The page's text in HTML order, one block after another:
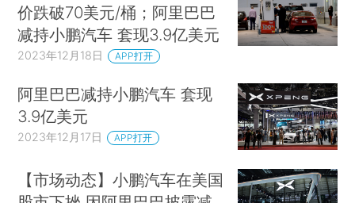
价跌破70美元/桶；阿里巴巴
减持小鹏汽车 套现3.9亿美元
2023年12月18日 APP打开
阿里巴巴减持小鹏汽车 套现
3.9亿美元
2023年12月17日 APP打开
【市场动态】小鹏汽车在美国